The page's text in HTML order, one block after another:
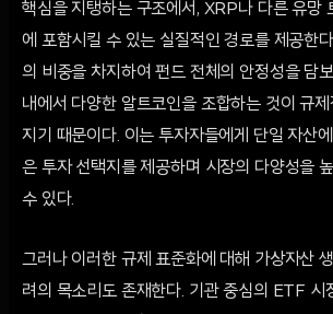
핵심을 지탱하는 구조에서, XRP나 다른 유망
에 포함시킬 수 있는 실질적인 경로를 제공한
의 비중을 차지하여 펀드 전체의 안정성을 담
내에서 다양한 알트코인을 조합하는 것이 규
지기 때문이다. 이는 투자자들에게 단일 자산
은 투자 선택지를 제공하며 시장의 다양성을
수 있다.
그러나 이러한 규제 표준화에 대해 가상자산
려의 목소리도 존재한다. 기관 중심의 ETF 시